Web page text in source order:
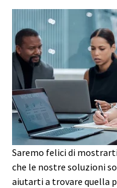
Saremo felici di
che le nostre soluzioni
aiutarti a trovare quella